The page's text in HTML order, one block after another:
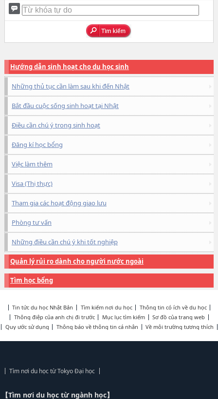
Hướng dẫn sinh hoạt cho du học sinh
Những thủ tục cần làm sau khi đến Nhật
Bắt đầu cuộc sống sinh hoạt tại Nhật
Điều cần chú ý trong sinh hoạt
Đăng kí học bổng
Việc làm thêm
Visa (Thị thực)
Tham gia các hoạt động giao lưu
Phòng tư vấn
Những điều cần chú ý khi tốt nghiệp
Quản lý rủi ro dành cho người nước ngoài
Tìm học bổng
Tin tức du học Nhật Bản Tìm kiếm nơi du học
Thông tin có ích về du học
Thông điệp của anh chị đi trước
Mục lục tìm kiếm
Sơ đồ của trang web
Quy ước sử dụng
Thông báo về thông tin cá nhân Về môi trường tương thích
Tìm nơi du học từ Tokyo Đại học
【Tìm nơi du học từ ngành học】